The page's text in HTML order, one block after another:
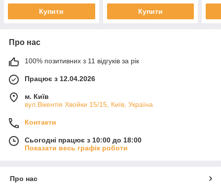
Купити Купити
Про нас
100% позитивних з 11 відгуків за рік
Працює з 12.04.2026
м. Київ
вул.Вікентія Хвойки 15/15, Київ, Україна
Контакти
Сьогодні працює з 10:00 до 18:00
Показати весь графік роботи
Про нас